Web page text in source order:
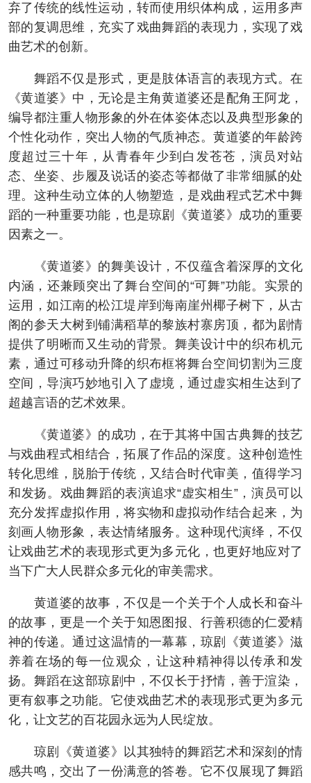
弃了传统的线性运动，转而使用织体构成，运用多声
部的复调思维，充实了戏曲舞蹈的表现力，实现了戏
曲艺术的创新。
舞蹈不仅是形式，更是肢体语言的表现方式。在
《黄道婆》中，无论是主角黄道婆还是配角王阿龙，
编导都注重人物形象的外在体姿体态以及典型形象的
个性化动作，突出人物的气质神态。黄道婆的年龄跨
度超过三十年，从青春年少到白发苍苍，演员对站
态、坐姿、步履及说话的姿态等都做了非常细腻的处
理。这种生动立体的人物塑造，是戏曲程式艺术中舞
蹈的一种重要功能，也是琼剧《黄道婆》成功的重要
因素之一。
《黄道婆》的舞美设计，不仅蕴含着深厚的文化
内涵，还兼顾突出了舞台空间的“可舞”功能。实景的
运用，如江南的松江堤岸到海南崖州椰子树下，从古
阁的参天大树到铺满稻草的黎族村寨房顶，都为剧情
提供了明晰而又生动的背景。舞美设计中的织布机元
素，通过可移动升降的织布框将舞台空间切割为三度
空间，导演巧妙地引入了虚境，通过虚实相生达到了
超越言语的艺术效果。
《黄道婆》的成功，在于其将中国古典舞的技艺
与戏曲程式相结合，拓展了作品的深度。这种创造性
转化思维，脱胎于传统，又结合时代审美，值得学习
和发扬。戏曲舞蹈的表演追求“虚实相生”，演员可以
充分发挥虚拟作用，将实物和虚拟动作结合起来，为
刻画人物形象，表达情绪服务。这种现代演绎，不仅
让戏曲艺术的表现形式更为多元化，也更好地应对了
当下广大人民群众多元化的审美需求。
黄道婆的故事，不仅是一个关于个人成长和奋斗
的故事，更是一个关于知恩图报、行善积德的仁爱精
神的传递。通过这温情的一幕幕，琼剧《黄道婆》滋
养着在场的每一位观众，让这种精神得以传承和发
扬。舞蹈在这部琼剧中，不仅长于抒情，善于渲染，
更有叙事之功能。它使戏曲艺术的表现形式更为多元
化，让文艺的百花园永远为人民绽放。
琼剧《黄道婆》以其独特的舞蹈艺术和深刻的情
感共鸣，交出了一份满意的答卷。它不仅展现了舞蹈